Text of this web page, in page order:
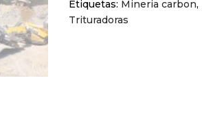
Etiquetas: Mineria carbon,
Trituradoras